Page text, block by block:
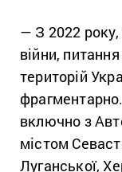
— З 2022
війни,
територій
включно з
містом
Луганської,